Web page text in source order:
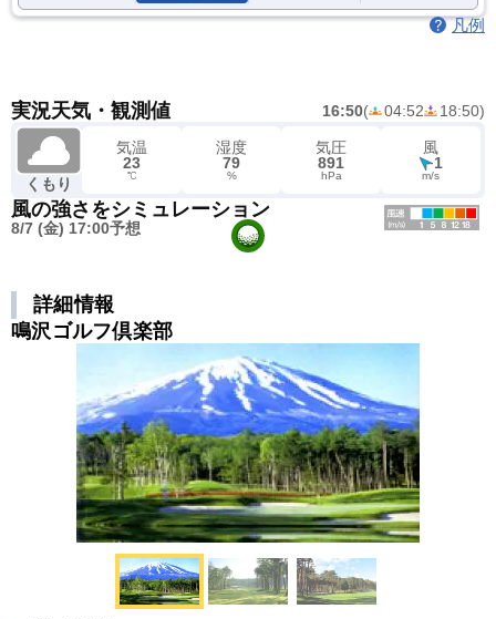
凡例
実況天気・観測値 16:50( 04:52 18:50)
くもり
気温
23
℃
湿度
79
%
気圧
891
hPa
風
1
m/s
風の強さをシミュレーション
8/7 (金) 17:00予想
詳細情報
鳴沢ゴルフ倶楽部